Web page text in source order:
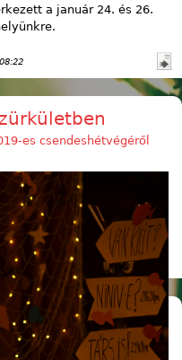
a január 24. és 26.
es csendeshétvégéről